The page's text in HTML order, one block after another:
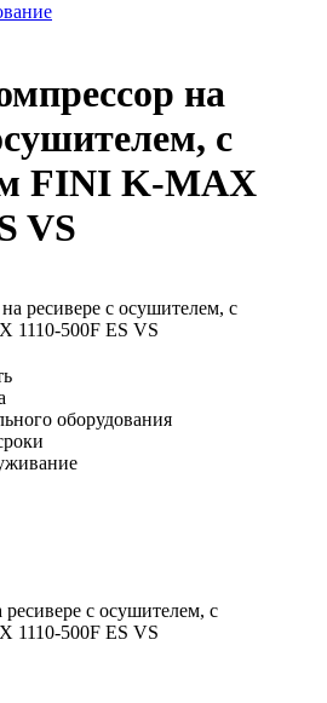
на
с
FINI K-MAX
VS
оборудования
с осушителем, с
1110-500F ES VS